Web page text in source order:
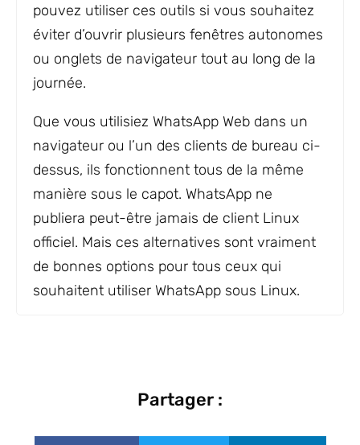
pouvez utiliser ces outils si vous souhaitez
éviter d’ouvrir plusieurs fenêtres autonomes
ou onglets de navigateur tout au long de la
journée.
Que vous utilisiez WhatsApp Web dans un
navigateur ou l’un des clients de bureau ci-
dessus, ils fonctionnent tous de la même
manière sous le capot. WhatsApp ne
publiera peut-être jamais de client Linux
officiel. Mais ces alternatives sont vraiment
de bonnes options pour tous ceux qui
souhaitent utiliser WhatsApp sous Linux.
Partager :